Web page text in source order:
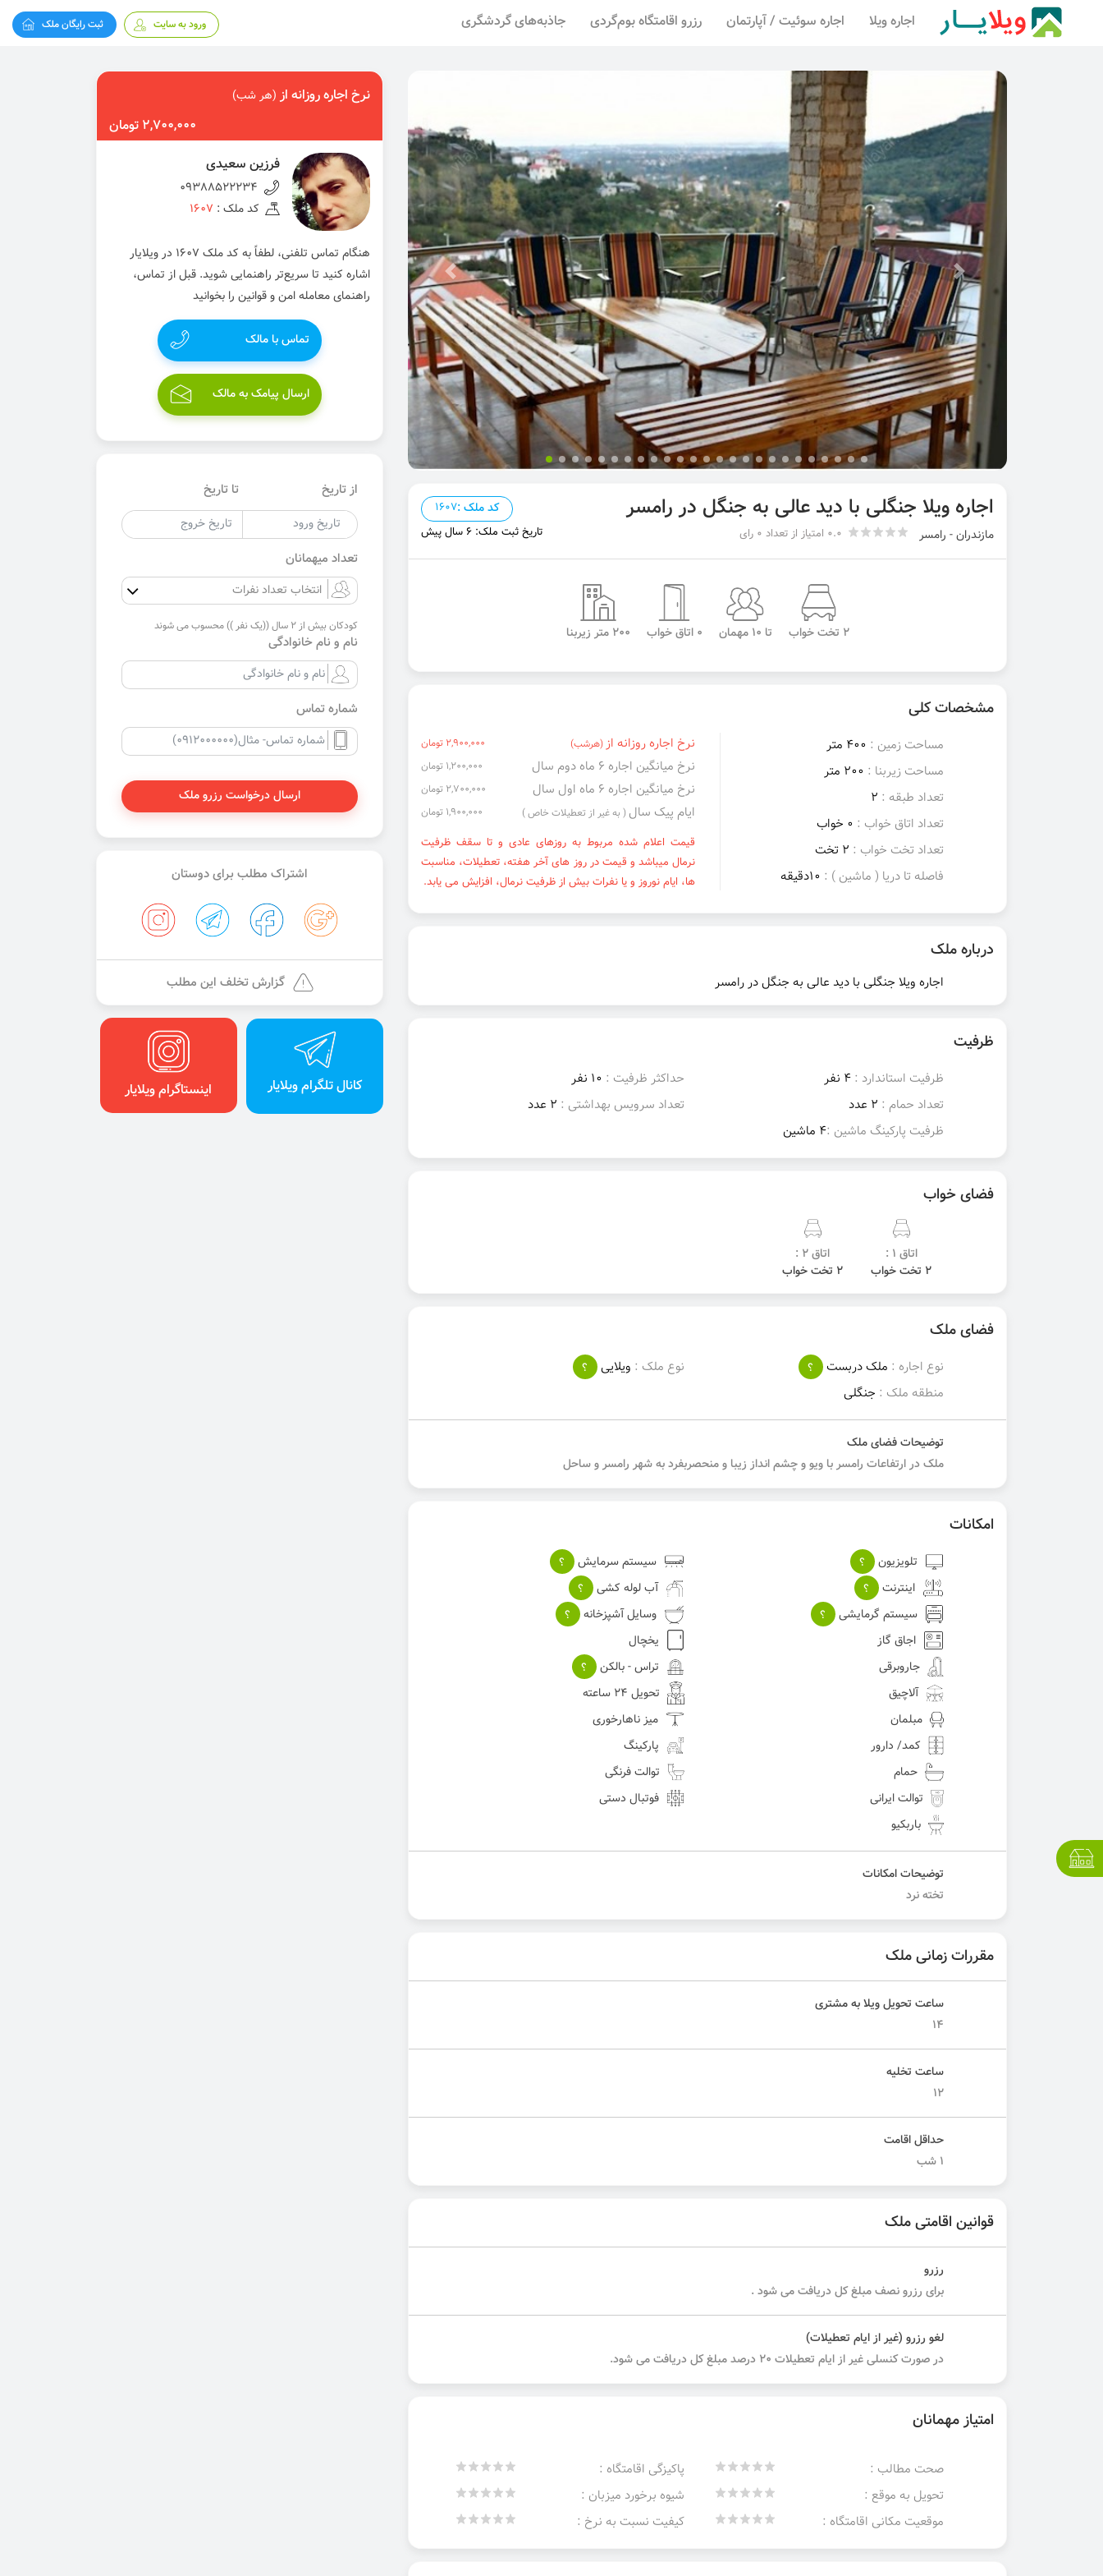
اجاره ویلا اجاره سوئیت / آپارتمان رزرو اقامتگاه بوم‌گردی جاذبه‌های گردشگری ورود به سایت ثبت رایگان ملک
اجاره ویلا جنگلی با دید عالی به جنگل در رامسر کد ملک :1607
مازندران - رامسر 0.0 امتیاز از تعداد 0 رای تاریخ ثبت ملک: 6 سال پیش
2 تخت خواب تا 10 مهمان 0 اتاق خواب 200 متر زیربنا
مشخصات کلی
مساحت زمین : 400 متر
مساحت زیربنا : 200 متر
تعداد طبقه : 2
تعداد اتاق خواب : 0 خواب
تعداد تخت خواب : 2 تخت
فاصله تا دریا ( ماشین ) : 10دقیقه
نرخ اجاره روزانه از(هرشب) 2,900,000 تومان
نرخ میانگین اجاره ۶ ماه دوم سال 1,200,000 تومان
نرخ میانگین اجاره ۶ ماه اول سال 2,700,000 تومان
ایام پیک سال ( به غیر از تعطیلات خاص ) 1,900,000 تومان
قیمت اعلام شده مربوط به روزهای عادی و تا سقف ظرفیت
نرمال میباشد و قیمت در روز های آخر هفته، تعطیلات، مناسبت
ها، ایام نوروز و یا نفرات بیش از ظرفیت نرمال، افزایش می یابد.
درباره ملک
اجاره ویلا جنگلی با دید عالی به جنگل در رامسر
ظرفیت
ظرفیت استاندارد : 4 نفر حداکثر ظرفیت : 10 نفر
تعداد حمام : 2 عدد تعداد سرویس بهداشتی : 2 عدد
ظرفیت پارکینگ ماشین :4 ماشین
فضای خواب
اتاق 1 :
2 تخت خواب
اتاق 2 :
2 تخت خواب
فضای ملک
نوع اجاره : ملک دربست ؟ نوع ملک : ویلایی
؟
منطقه ملک : جنگلی
توضیحات فضای ملک
ملک در ارتفاعات رامسر با ویو و چشم انداز زیبا و منحصربفرد به شهر رامسر و ساحل
امکانات
تلویزیون ؟ سیستم سرمایش ؟
اینترنت ؟ آب لوله کشی ؟
سیستم گرمایشی ؟ وسایل آشپزخانه ؟
اجاق گاز
یخچال
جاروبرقی
تراس - بالکن ؟
آلاچیق
تحویل 24 ساعته
مبلمان
میز ناهارخوری
کمد/ دارور
پارکینگ
حمام
توالت فرنگی
توالت ایرانی
فوتبال دستی
باربکیو
توضیحات امکانات
تخته نرد
مقررات زمانی ملک
ساعت تحویل ویلا به مشتری
14
ساعت تخلیه
12
حداقل اقامت
1 شب
قوانین اقامتی ملک
رزرو
برای رزرو نصف مبلغ کل دریافت می شود .
لغو رزرو (غیر از ایام تعطیلات)
در صورت کنسلی غیر از ایام تعطیلات ۲۰ درصد مبلغ کل دریافت می شود.
امتیاز مهمانان
صحت مطالب :
پاکیزگی اقامتگاه :
تحویل به موقع :
شیوه برخورد میزبان :
موقعیت مکانی اقامتگاه :
کیفیت نسبت به نرخ :
نرخ اجاره روزانه از(هر شب)
2,700,000 تومان
فرزین سعیدی
09388522234
کد ملک : 1607
هنگام تماس تلفنی، لطفاً به کد ملک 1607 در ویلایار
اشاره کنید تا سریع‌تر راهنمایی شوید. قبل از تماس،
راهنمای معامله امن و قوانین را بخوانید
تماس با مالک
ارسال پیامک به مالک
از تاریخ تا تاریخ
تعداد میهمانان
کودکان بیش از 2 سال ((یک نفر )) محسوب می شوند
نام و نام خانوادگی
شماره تماس
ارسال درخواست رزرو ملک
اشتراک مطلب برای دوستان
گزارش تخلف این مطلب
کانال تلگرام ویلایار اینستاگرام ویلایار